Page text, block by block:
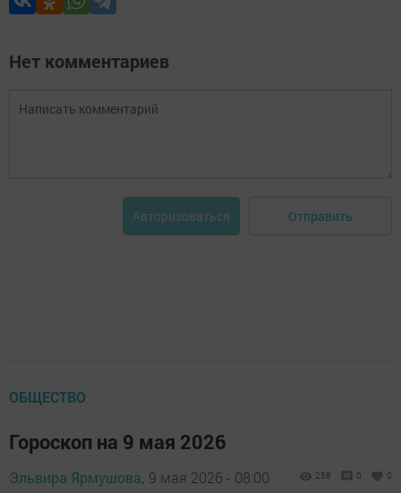
Нет комментариев
Авторизоваться Отправить
ОБЩЕСТВО
Гороскоп на 9 мая 2026
Эльвира Ярмушова, 9 мая 2026 - 08:00 258 0 0